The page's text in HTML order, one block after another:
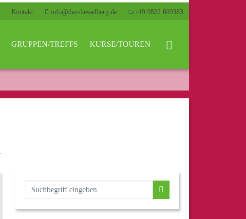
Kontakt info@dav-hesselberg.de +49 9822 609383
GRUPPEN/TREFFS KURSE/TOUREN